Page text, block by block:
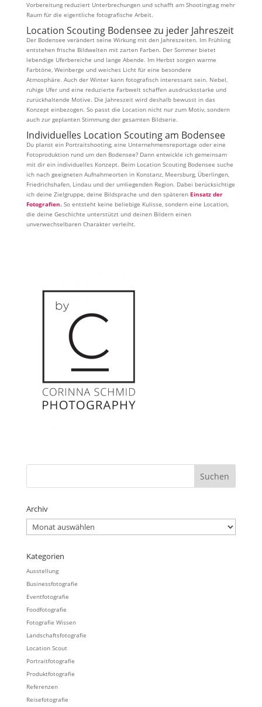
Vorbereitung reduziert Unterbrechungen und schafft am Shootingtag mehr
Raum für die eigentliche fotografische Arbeit.
Location Scouting Bodensee zu jeder Jahreszeit
Der Bodensee verändert seine Wirkung mit den Jahreszeiten. Im Frühling
entstehen frische Bildwelten mit zarten Farben. Der Sommer bietet
lebendige Uferbereiche und lange Abende. Im Herbst sorgen warme
Farbtöne, Weinberge und weiches Licht für eine besondere
Atmosphäre. Auch der Winter kann fotografisch interessant sein. Nebel,
ruhige Ufer und eine reduzierte Farbwelt schaffen ausdrucksstarke und
zurückhaltende Motive. Die Jahreszeit wird deshalb bewusst in das
Konzept einbezogen. So passt die Location nicht nur zum Motiv, sondern
auch zur geplanten Stimmung der gesamten Bildserie.
Individuelles Location Scouting am Bodensee
Du planst ein Portraitshooting, eine Unternehmensreportage oder eine
Fotoproduktion rund um den Bodensee? Dann entwickle ich gemeinsam
mit dir ein individuelles Konzept. Beim Location Scouting Bodensee suche
ich nach geeigneten Aufnahmeorten in Konstanz, Meersburg, Überlingen,
Friedrichshafen, Lindau und der umliegenden Region. Dabei berücksichtige
ich deine Zielgruppe, deine Bildsprache und den späteren Einsatz der
Fotografien.So entsteht keine beliebige Kulisse, sondern eine Location,
die deine Geschichte unterstützt und deinen Bildern einen
unverwechselbaren Charakter verleiht.
Archiv
Archiv
Kategorien
Ausstellung
Businessfotografie
Eventfotografie
Foodfotografie
Fotografie Wissen
Landschaftsfotografie
Location Scout
Portraitfotografie
Produktfotografie
Referenzen
Reisefotografie